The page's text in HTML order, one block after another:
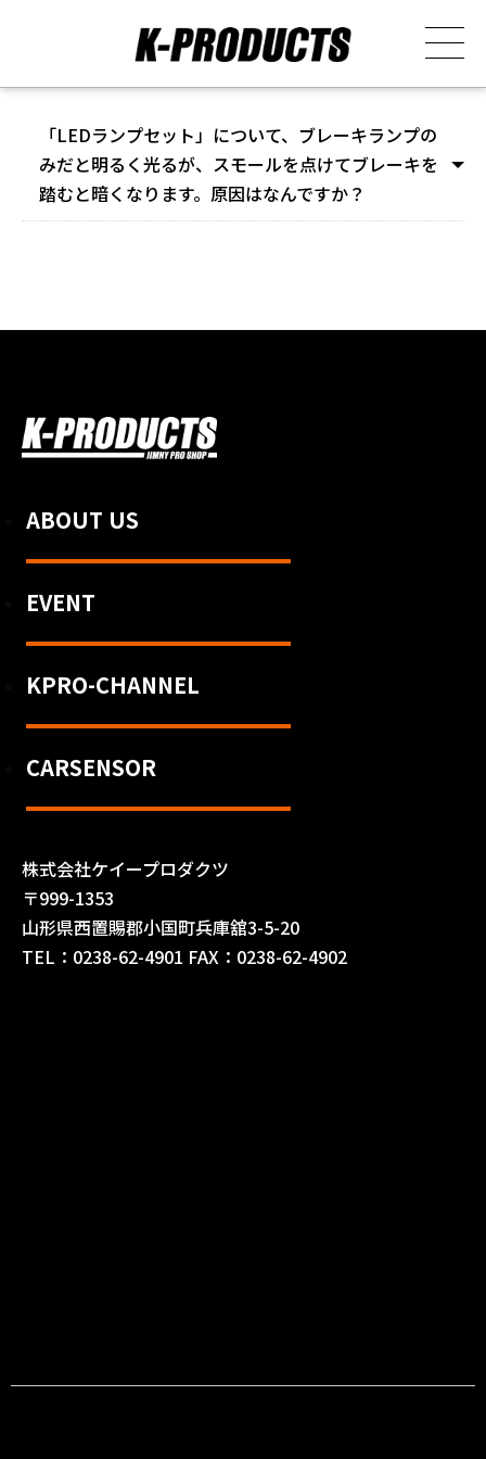
「LEDランプセット」について、ブレーキランプの
みだと明るく光るが、スモールを点けてブレーキを
踏むと暗くなります。原因はなんですか？
ABOUT US
EVENT
KPRO-CHANNEL
CARSENSOR
株式会社ケイープロダクツ
〒999-1353
山形県西置賜郡小国町兵庫舘3-5-20
TEL：0238-62-4901 FAX：0238-62-4902